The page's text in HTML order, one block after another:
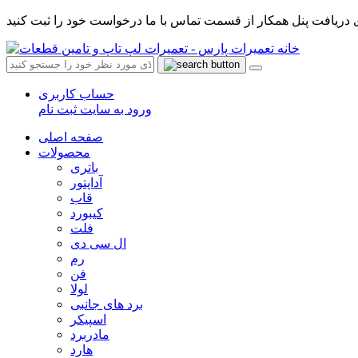
دریافت پنل همکار از قسمت تماس با ما درخواست خود را ثبت کنید
حساب کاربری
ورود به سایت ثبت نام
صفحه اصلی
محصولات
باتری
آداپتور
قاب
کیبورد
فلت
ال سی دی
رم
فن
لولا
برد های جانبی
اسپیکر
مادربرد
هارد